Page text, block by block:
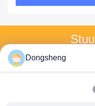
Dongsheng